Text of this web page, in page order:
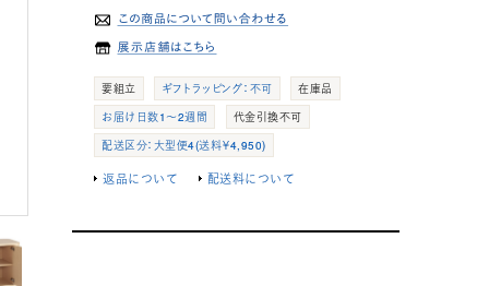
要組立 ギフトラッピング：不可
在庫品
お届け日数1～2週間
代金引換不可
配送区分：大型便4(送料￥4,950)
返品について 配送料について